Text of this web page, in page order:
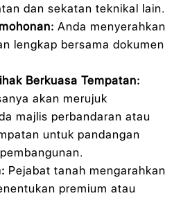
dan sekatan teknikal lain.
Anda menyerahkan
lengkap bersama dokumen
Berkuasa Tempatan:
akan merujuk
majlis perbandaran atau
untuk pandangan
Pejabat tanah mengarahkan
premium atau